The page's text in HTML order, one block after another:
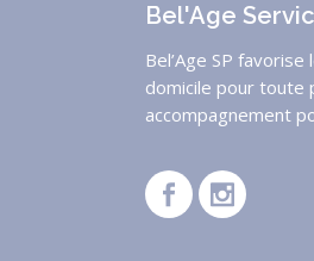
Bel'Age
Bel’Age SP
domicile pour toute
accompagnement